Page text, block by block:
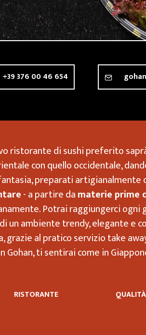
+39 376 00 46 654
ristorante di sushi preferito
con quello occidentale,
preparati artigianalmente
- a partire damaterie prime
Potrai raggiungerci ogni
un ambiente trendy, elegante e
al pratico servizio take
Gohan, ti sentirai come in
RISTORANTE QUALITÀ